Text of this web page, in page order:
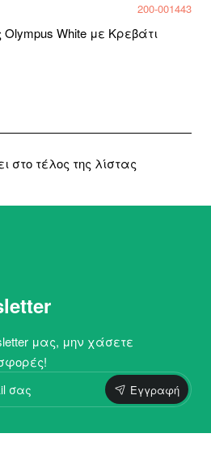
200-001443
White με Κρεβάτι
στο τέλος της λίστας
μας, μην χάσετε
Εγγραφή